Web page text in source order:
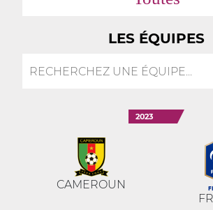
LES ÉQUIPES
2023
CAMEROUN